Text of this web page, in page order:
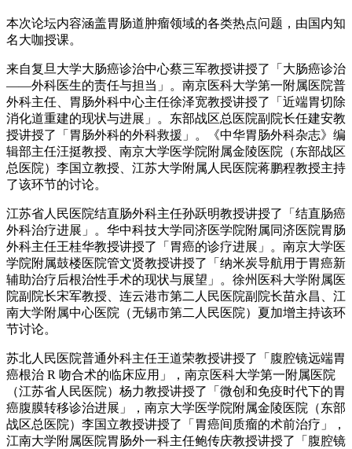
本次论坛内容涵盖胃肠道肿瘤领域的各类热点问题，由国内知
名大咖授课。
来自复旦大学大肠癌诊治中心蔡三军教授讲授了「大肠癌诊治
——外科医生的责任与担当」。南京医科大学第一附属医院普
外科主任、胃肠外科中心主任徐泽宽教授讲授了「近端胃切除
消化道重建的现状与进展」。东部战区总医院副院长任建安教
授讲授了「胃肠外科的外科救援」。《中华胃肠外科杂志》编
辑部主任汪挺教授、南京大学医学院附属金陵医院（东部战区
总医院）李国立教授、江苏大学附属人民医院蒋鹏程教授主持
了该环节的讨论。
江苏省人民医院结直肠外科主任孙跃明教授讲授了「结直肠癌
外科治疗进展」。华中科技大学同济医学院附属同济医院胃肠
外科主任王桂华教授讲授了「胃癌的诊疗进展」。南京大学医
学院附属鼓楼医院管文贤教授讲授了「纳米炭导航用于胃癌新
辅助治疗后根治性手术的现状与展望」。徐州医科大学附属医
院副院长宋军教授、连云港市第二人民医院副院长苗永昌、江
南大学附属中心医院（无锡市第二人民医院）夏加增主持该环
节讨论。
苏北人民医院普通外科主任王道荣教授讲授了「腹腔镜远端胃
癌根治 R 吻合术的临床应用」，南京医科大学第一附属医院
（江苏省人民医院）杨力教授讲授了「微创和免疫时代下的胃
癌腹膜转移诊治进展」，南京大学医学院附属金陵医院（东部
战区总医院）李国立教授讲授了「胃癌间质瘤的术前治疗」，
江南大学附属医院胃肠外一科主任鲍传庆教授讲授了「腹腔镜